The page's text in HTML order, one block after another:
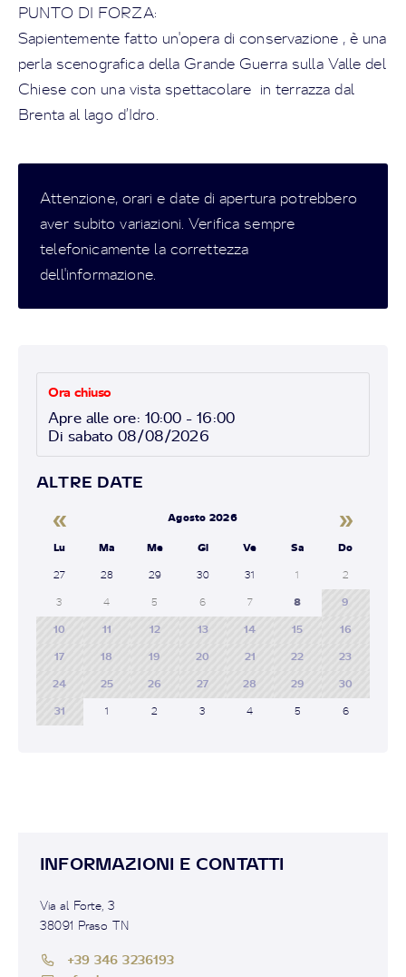
PUNTO DI FORZA:
Sapientemente fatto un'opera di conservazione , è una
perla scenografica della Grande Guerra sulla Valle del
Chiese con una vista spettacolare in terrazza dal
Brenta al lago d’Idro.
Attenzione, orari e date di apertura potrebbero
aver subito variazioni. Verifica sempre
telefonicamente la correttezza
dell'informazione.
Ora chiuso
Apre alle ore: 10:00 - 16:00
Di sabato 08/08/2026
ALTRE DATE
« Agosto 2026 »
Lu Ma Me Gi Ve Sa Do
27 28 29 30 31 1 2
3 4 5 6 7 8 9
10 11 12 13 14 15 16
17 18 19 20 21 22 23
24 25 26 27 28 29 30
31 1 2 3 4 5 6
INFORMAZIONI E CONTATTI
Via al Forte, 3
38091 Praso TN
+39 346 3236193